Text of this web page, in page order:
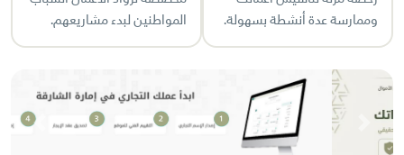
وممارسة عدة أنشطة بسهولة.
المواطنين لبدء مشاريعهم.
Next